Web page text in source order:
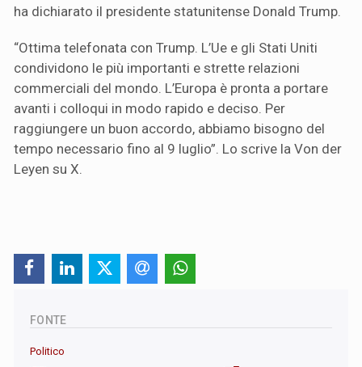
ha dichiarato il presidente statunitense Donald Trump.
“Ottima telefonata con Trump. L’Ue e gli Stati Uniti
condividono le più importanti e strette relazioni
commerciali del mondo. L’Europa è pronta a portare
avanti i colloqui in modo rapido e deciso. Per
raggiungere un buon accordo, abbiamo bisogno del
tempo necessario fino al 9 luglio”. Lo scrive la Von der
Leyen su X.
FONTE
Politico